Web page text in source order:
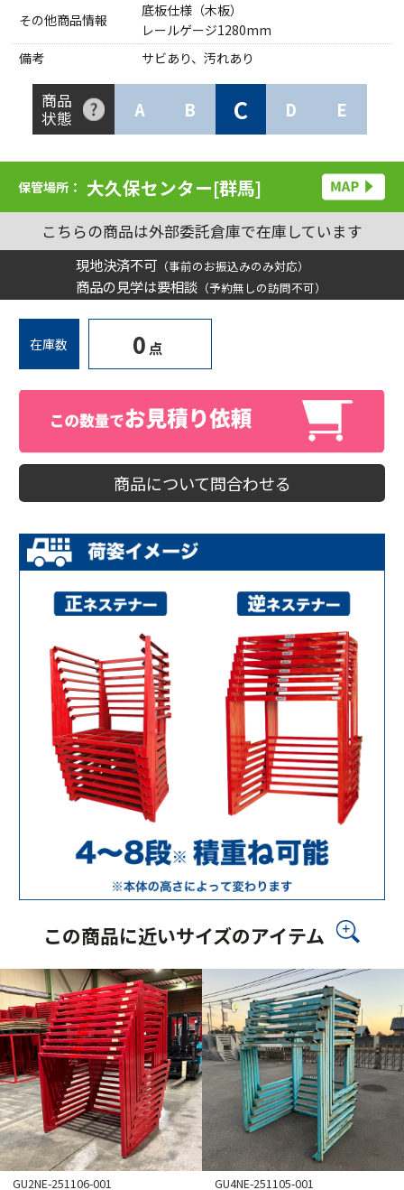
その他商品情報
底板仕様（木板）
レールゲージ1280mm
備考
サビあり、汚れあり
商品
状態
A B C D E
保管場所： 大久保センター[群馬]
こちらの商品は外部委託倉庫で在庫しています
現地決済不可 （事前のお振込みのみ対応）
商品の見学は要相談 （予約無しの訪問不可）
在庫数 0 点
商品について問合わせる
この商品に近いサイズのアイテム
GU2NE-251106-001 GU4NE-251105-001